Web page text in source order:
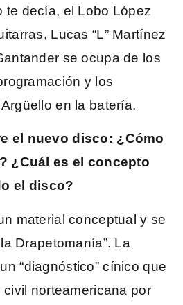
te decía, el Lobo López
Lucas “L” Martínez
se ocupa de los
y los
en la batería.
el nuevo disco: ¿Cómo
¿Cuál es el concepto
el disco?
material conceptual y se
Drapetomanía”. La
“diagnóstico” cínico que
norteamericana por